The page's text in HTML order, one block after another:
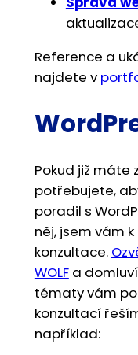
Reference a
najdete v
Pokud již máte
potřebujete,
poradil s
něj, jsem vám
konzultace.
WOLFa
tématy vám
konzultací
například: